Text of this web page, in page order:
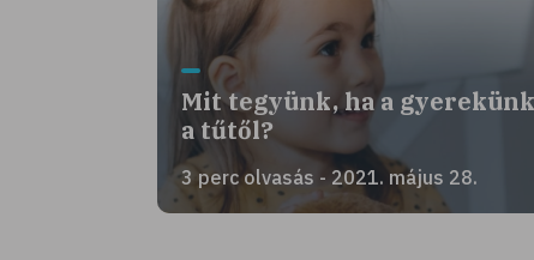
Mit tegyünk, ha a
a tűtől?
3 perc olvasás - 2021. május 28.